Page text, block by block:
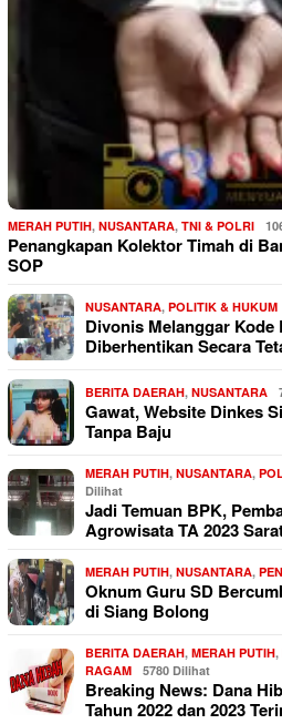
MERAH PUTIH, NUSANTARA, TNI & POLRI
Penangkapan Kolektor Timah di
SOP
NUSANTARA, POLITIK & HUKUM
Divonis Melanggar
Diberhentikan Secara
BERITA DAERAH, NUSANTARA
Gawat, Website Dinkes
Tanpa Baju
MERAH PUTIH, NUSANTARA,
Dilihat
Jadi Temuan BPK,
Agrowisata TA 2023
MERAH PUTIH, NUSANTARA,
Oknum Guru SD
di Siang Bolong
BERITA DAERAH, MERAH PUTIH,
RAGAM
5780 Dilihat
Breaking News: Dana
Tahun 2022 dan 2023